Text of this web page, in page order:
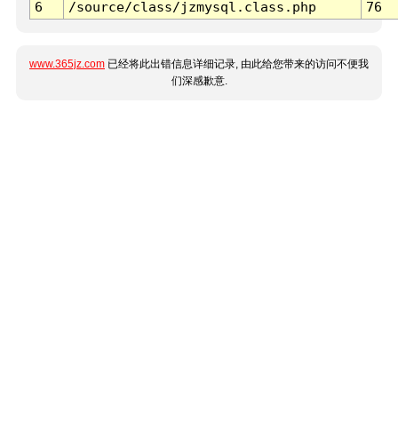
6
/source/class/jzmysql.class.php 76
www.365jz.com 已经将此出错信息详细记录, 由此给您带来的访问不便我
们深感歉意.